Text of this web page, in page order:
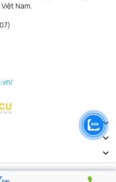
Nam.
All Rights Reserved